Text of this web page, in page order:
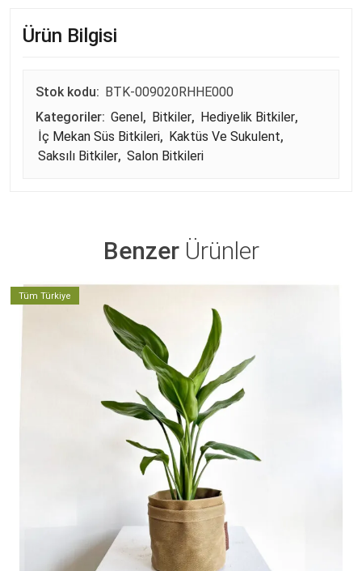
Ürün Bilgisi
Stok kodu: BTK-009020RHHE000
Kategoriler: Genel, Bitkiler, Hediyelik Bitkiler,
İç Mekan Süs Bitkileri, Kaktüs Ve Sukulent,
Saksılı Bitkiler, Salon Bitkileri
BenzerÜrünler
Tüm Türkiye